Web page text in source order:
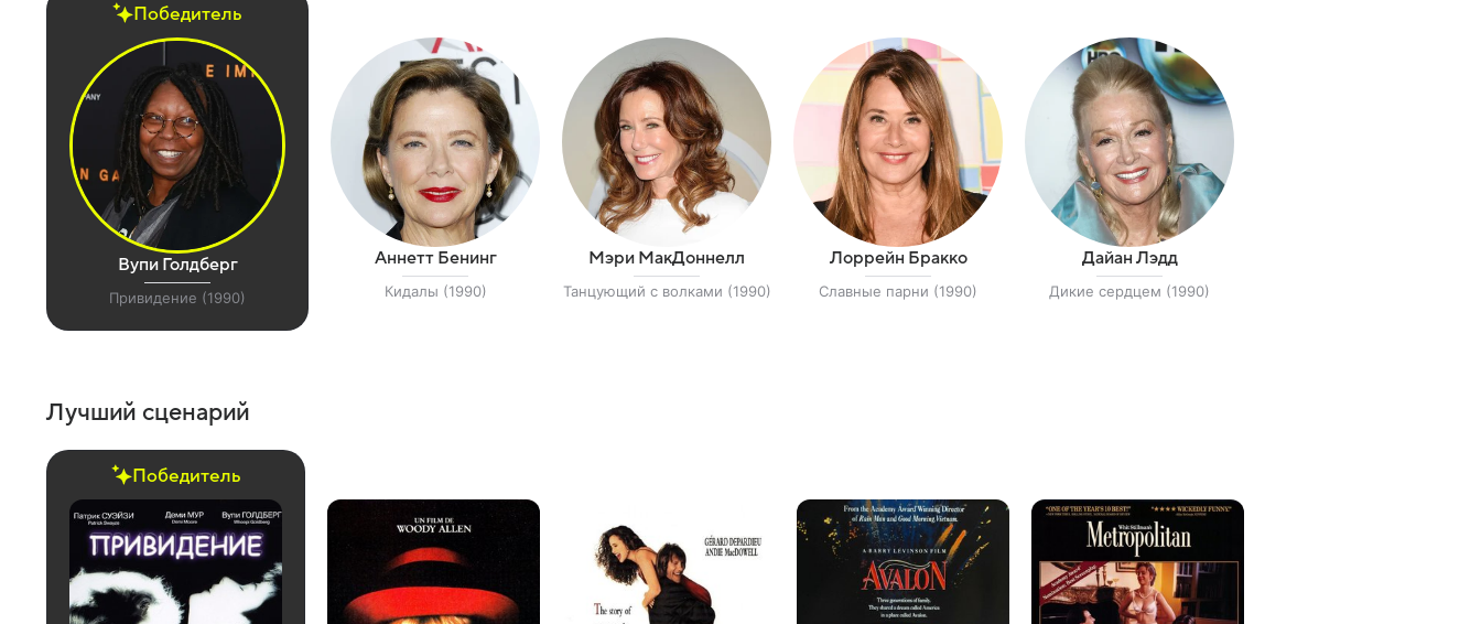
Победитель
Вупи Голдберг
Привидение (1990)
Аннетт Бенинг
Кидалы (1990)
Мэри МакДоннелл
Танцующий с волками (1990)
Лоррейн Бракко
Славные парни (1990)
Дайан Лэдд
Дикие сердцем (1990)
Лучший сценарий
Победитель